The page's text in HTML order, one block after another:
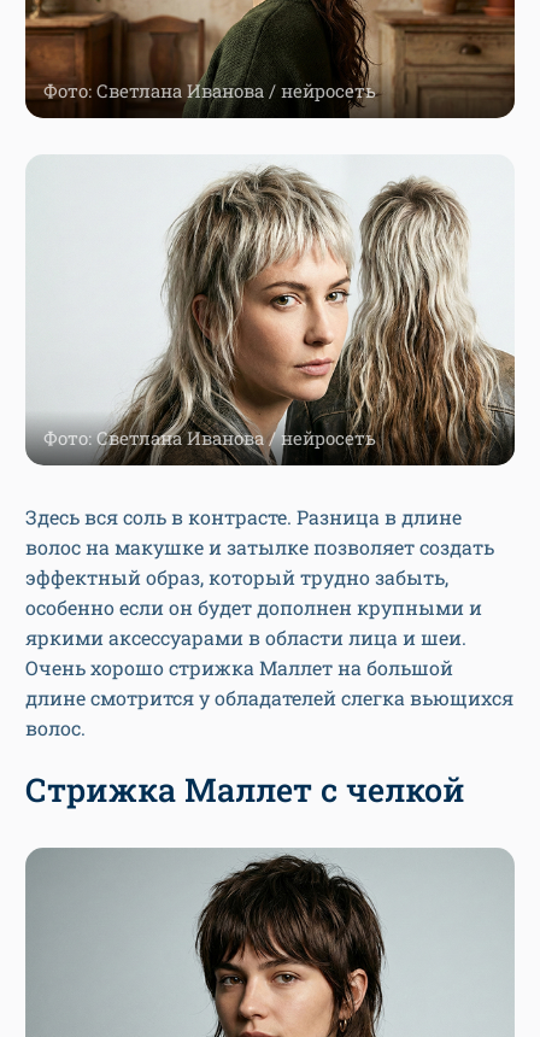
Фото: Светлана Иванова / нейросеть
Фото: Светлана Иванова / нейросеть
Здесь вся соль в контрасте. Разница в длине
волос на макушке и затылке позволяет создать
эффектный образ, который трудно забыть,
особенно если он будет дополнен крупными и
яркими аксессуарами в области лица и шеи.
Очень хорошо стрижка Маллет на большой
длине смотрится у обладателей слегка вьющихся
волос.
Стрижка Маллет с челкой